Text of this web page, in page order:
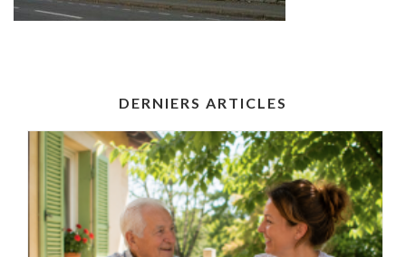
DERNIERS ARTICLES